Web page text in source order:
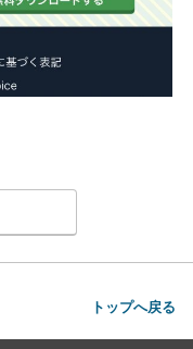
トップへ戻る